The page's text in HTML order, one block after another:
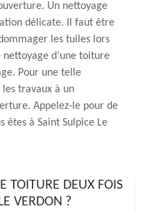
Un nettoyage
délicate. Il faut être
les tuiles lors
d’une toiture
Pour une telle
travaux à un
Appelez-le pour de
êtes à Saint Sulpice Le
TOITURE DEUX FOIS
VERDON ?